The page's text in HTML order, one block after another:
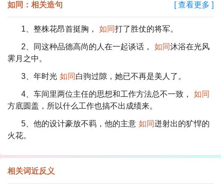
如同：相关造句 [ 查看更多 ]
1、整株花昂首挺胸， 如同打了胜仗的将军。
2、同这种品德高尚的人在一起谈话， 如同沐浴在光风
霁月之中。
3、年时光 如同 白驹过隙，她已不再是美人了。
4、车间里两位主任的思想和工作方法总不一致，
如同
方底圆盖，所以什么工作也搞不出成绩来。
5、他的设计豪放不羁，他的主意 如同迸射出的犷悍的
火花。
相关词近反义